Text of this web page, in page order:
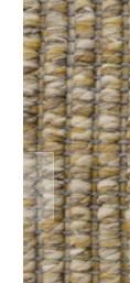
Zur
Teppich Rot
Zur
Zur